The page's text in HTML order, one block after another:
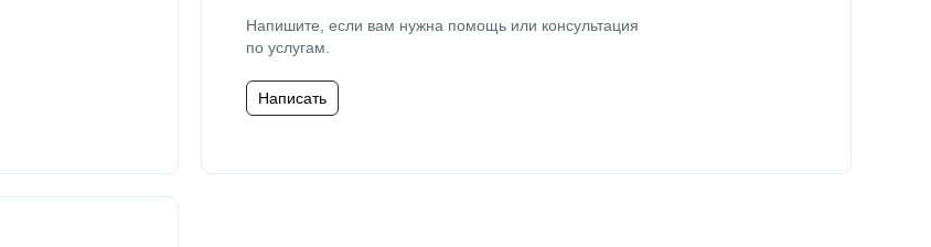
Напишите, если вам нужна помощь или консультация
по услугам.
Написать